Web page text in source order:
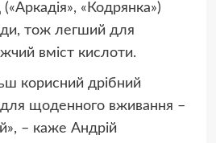
«Кодрянка»)
тож легший для
вміст кислоти.
корисний дрібний
щоденного вживання –
– каже Андрій